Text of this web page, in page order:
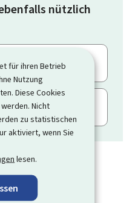
für ihren Betrieb
Nutzung
Diese Cookies
Nicht
zu statistischen
aktiviert, wenn Sie
lesen.
nützlich
verfolgen
beruflichen Bereich